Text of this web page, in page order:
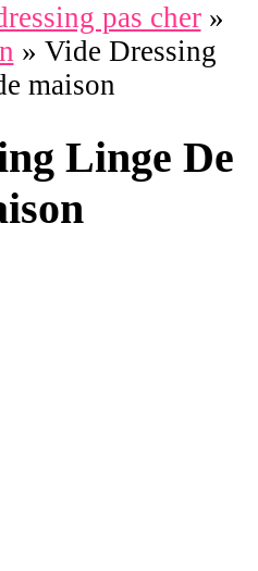
pas cher»
» Vide Dressing
maison
Linge De